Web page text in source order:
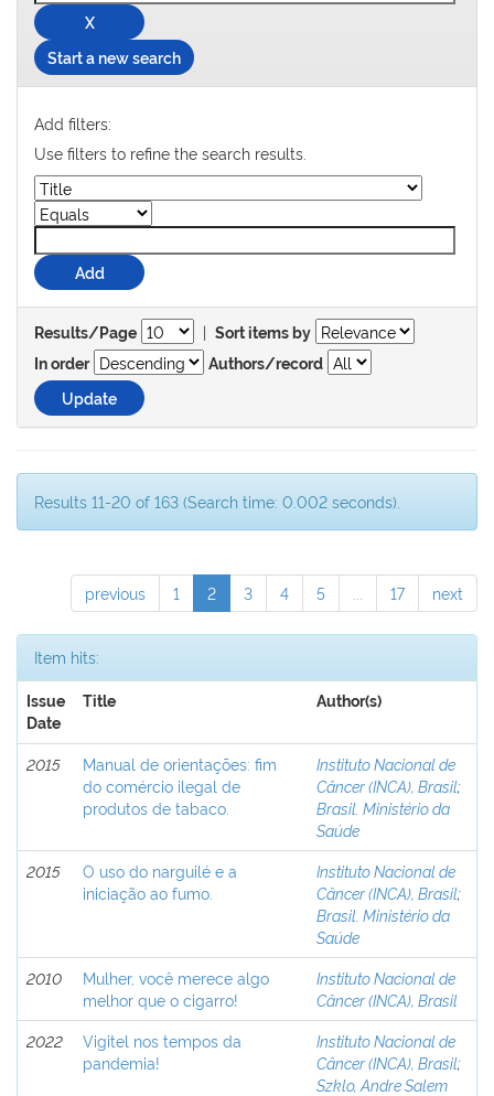
Start a new search
Add filters:
Use filters to refine the search results.
Results/Page | Sort items by
In order
Authors/record
Results 11-20 of 163 (Search time: 0.002 seconds).
previous 1 2 3 4 5 17 next
Item hits:
Issue
Date
Title Author(s)
2015
Manual de orientações: fim
do comércio ilegal de
produtos de tabaco.
Instituto Nacional de
Câncer (INCA), Brasil;
Brasil. Ministério da
Saúde
2015
O uso do narguilé e a
iniciação ao fumo.
Instituto Nacional de
Câncer (INCA), Brasil;
Brasil. Ministério da
Saúde
2010
Mulher, você merece algo
melhor que o cigarro!
Instituto Nacional de
Câncer (INCA), Brasil
2022
Vigitel nos tempos da
pandemia!
Instituto Nacional de
Câncer (INCA), Brasil;
Szklo, Andre Salem